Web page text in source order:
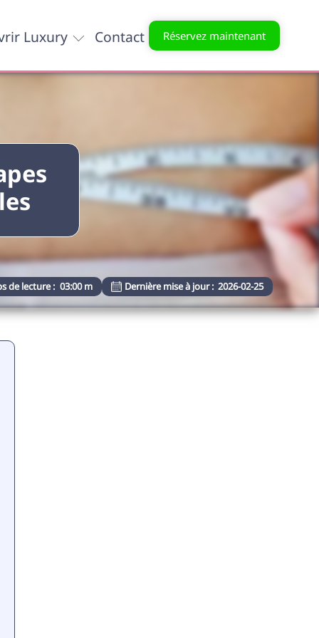
Luxury Contact Réservez maintenant
de lecture : 03:00 m Dernière mise à jour : 2026-02-25